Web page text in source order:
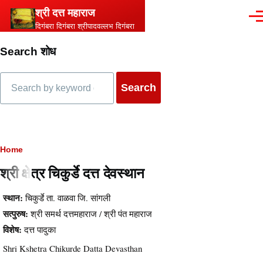
Skip to main content
श्री दत्त महाराज
दिगंबरा दिगंबरा श्रीपादवल्लभ दिगंबरा
Search शोध
Breadcrumb
Home
श्री क्षेत्र चिकुर्डे दत्त देवस्थान
स्थान:चिकुर्डे ता. वाळवा जि. सांगली
सत्पुरुष: श्री समर्थ दत्तमहाराज / श्री पंत महाराज
विशेष: दत्त पादुका
Shri Kshetra Chikurde Datta Devasthan